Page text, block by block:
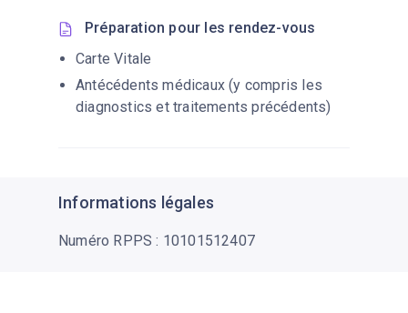
Antécédents médicaux (y compris les
diagnostics et traitements précédents)
Carte Vitale
Préparation pour les rendez-vous
Informations légales
Numéro RPPS : 10101512407